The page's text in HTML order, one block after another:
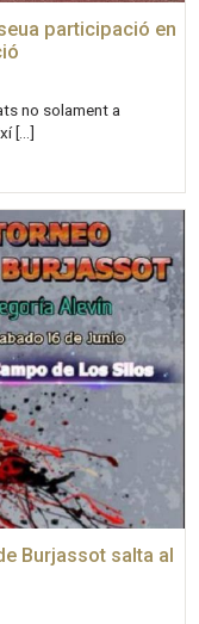
participació en
no solament a
[…]
Burjassot salta al